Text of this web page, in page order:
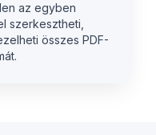
az egyben
szerkesztheti,
összes PDF-